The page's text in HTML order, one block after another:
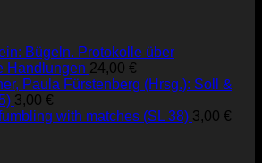
Bügeln. Protokolle über
Handlungen 24,00 €
Paula Fürstenberg (Hrsg.): Soll &
3,00 €
with matches (SL 38) 3,00 €